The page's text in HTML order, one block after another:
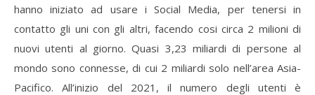
hanno iniziato ad usare i Social Media, per tenersi in
contatto gli uni con gli altri, facendo cosi circa 2 milioni di
nuovi utenti al giorno. Quasi 3,23 miliardi di persone al
mondo sono connesse, di cui 2 miliardi solo nell’area Asia-
Pacifico. All’inizio del 2021, il numero degli utenti è